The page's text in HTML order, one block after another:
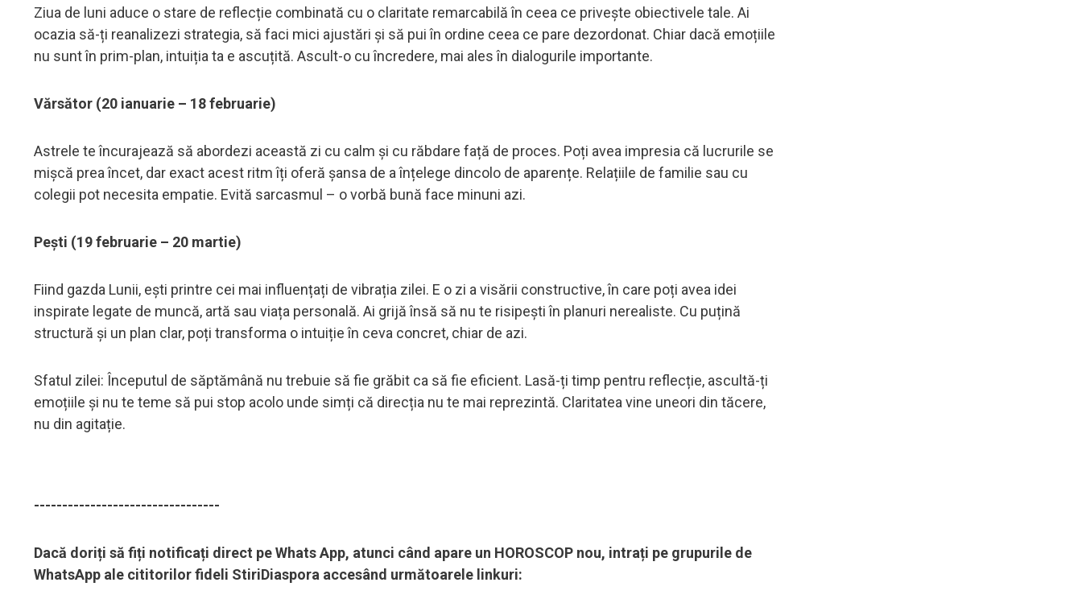
Ziua de luni aduce o stare de reflecție combinată cu o claritate remarcabilă în ceea ce privește obiectivele tale. Ai
ocazia să-ți reanalizezi strategia, să faci mici ajustări și să pui în ordine ceea ce pare dezordonat. Chiar dacă emoțiile
nu sunt în prim-plan, intuiția ta e ascuțită. Ascult-o cu încredere, mai ales în dialogurile importante.
Vărsător (20 ianuarie – 18 februarie)
Astrele te încurajează să abordezi această zi cu calm și cu răbdare față de proces. Poți avea impresia că lucrurile se
mișcă prea încet, dar exact acest ritm îți oferă șansa de a înțelege dincolo de aparențe. Relațiile de familie sau cu
colegii pot necesita empatie. Evită sarcasmul – o vorbă bună face minuni azi.
Pești (19 februarie – 20 martie)
Fiind gazda Lunii, ești printre cei mai influențați de vibrația zilei. E o zi a visării constructive, în care poți avea idei
inspirate legate de muncă, artă sau viața personală. Ai grijă însă să nu te risipești în planuri nerealiste. Cu puțină
structură și un plan clar, poți transforma o intuiție în ceva concret, chiar de azi.
Sfatul zilei: Începutul de săptămână nu trebuie să fie grăbit ca să fie eficient. Lasă-ți timp pentru reflecție, ascultă-ți
emoțiile și nu te teme să pui stop acolo unde simți că direcția nu te mai reprezintă. Claritatea vine uneori din tăcere,
nu din agitație.
---------------------------------
Dacă doriți să fiți notificați direct pe Whats App, atunci când apare un HOROSCOP nou, intrați pe grupurile de
WhatsApp ale cititorilor fideli StiriDiaspora accesând următoarele linkuri: